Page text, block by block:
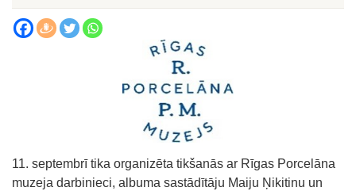
11. septembrī tika organizēta tikšanās ar Rīgas Porcelāna
muzeja darbinieci, albuma sastādītāju Maiju Ņikitinu un